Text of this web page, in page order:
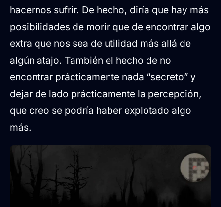
hacernos sufrir. De hecho, diría que hay más
posibilidades de morir que de encontrar algo
extra que nos sea de utilidad más allá de
algún atajo. También el hecho de no
encontrar prácticamente nada “secreto” y
dejar de lado prácticamente la percepción,
que creo se podría haber explotado algo
más.